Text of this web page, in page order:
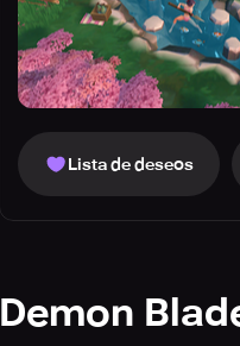
Lista de deseos
Demon